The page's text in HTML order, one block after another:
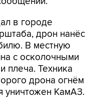
в городе
дрон нанёс
В местную
с осколочными
плеча. Техника
дрона огнём
уничтожен КамАЗ.